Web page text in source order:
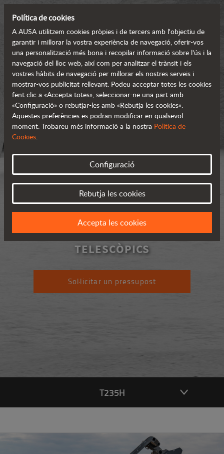
T235H
TELESCÒPICS
Sol·licitar un pressupost
T235H
Política de cookies
A AUSA utilitzem cookies pròpies i de tercers amb l'objectiu de
garantir i millorar la vostra experiència de navegació, oferir-vos
una personalització més bona i recopilar informació sobre l'ús i la
navegació del lloc web, així com per analitzar el trànsit i els
vostres hàbits de navegació per millorar els nostres serveis i
mostrar-vos publicitat rellevant. Podeu acceptar totes les cookies
fent clic a «Accepta totes», seleccionar-ne una part amb
«Configuració» o rebutjar-les amb «Rebutja les cookies».
Aquestes preferències es podran modificar en qualsevol
moment. Trobareu més informació a la nostra Política de
Cookies.
Configuració
Rebutja les cookies
Accepta les cookies